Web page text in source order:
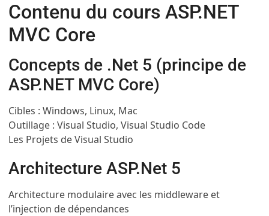
Contenu du cours ASP.NET
MVC Core
Concepts de .Net 5 (principe de
ASP.NET MVC Core)
Cibles : Windows, Linux, Mac
Outillage : Visual Studio, Visual Studio Code
Les Projets de Visual Studio
Architecture ASP.Net 5
Architecture modulaire avec les middleware et
l’injection de dépendances